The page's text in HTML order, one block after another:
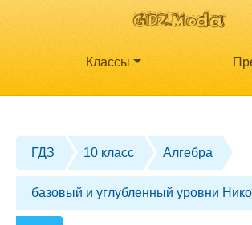
Классы
ГДЗ 10 класс Алгебра
базовый и углубленный уровни